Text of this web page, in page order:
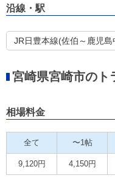
沿線・駅
JR日豊本線(佐伯～鹿児島
宮崎県宮崎市のト
相場料金
全て 〜1帖
9,120円 4,150円